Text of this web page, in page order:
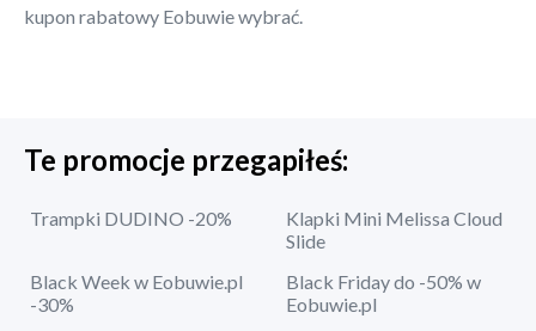
kupon rabatowy Eobuwie wybrać.
Te promocje przegapiłeś:
Trampki DUDINO -20%
Klapki Mini Melissa Cloud
Slide
Black Week w Eobuwie.pl
-30%
Black Friday do -50% w
Eobuwie.pl